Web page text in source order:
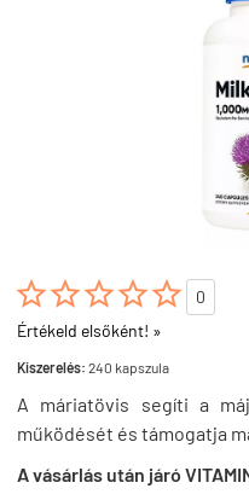

0
Értékeld elsőként! »
Kiszerelés: 240 kapszula
A máriatövis segíti a
működését és támogatja
A vásárlás után járó